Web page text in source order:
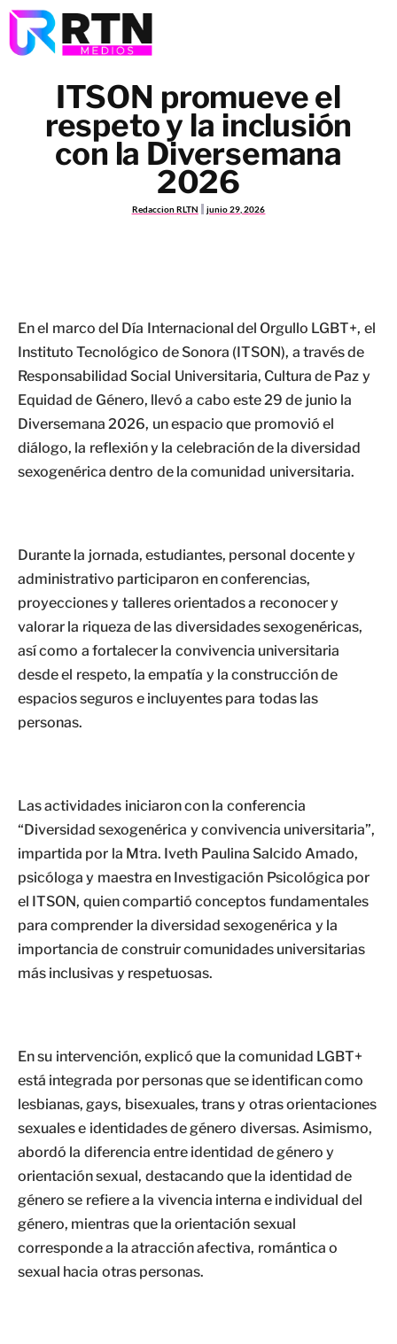
ITSON promueve el
respeto y la inclusión
con la Diversemana
2026
Redaccion RLTN junio 29, 2026
En el marco del Día Internacional del Orgullo LGBT+, el
Instituto Tecnológico de Sonora (ITSON), a través de
Responsabilidad Social Universitaria, Cultura de Paz y
Equidad de Género, llevó a cabo este 29 de junio la
Diversemana 2026, un espacio que promovió el
diálogo, la reflexión y la celebración de la diversidad
sexogenérica dentro de la comunidad universitaria.
Durante la jornada, estudiantes, personal docente y
administrativo participaron en conferencias,
proyecciones y talleres orientados a reconocer y
valorar la riqueza de las diversidades sexogenéricas,
así como a fortalecer la convivencia universitaria
desde el respeto, la empatía y la construcción de
espacios seguros e incluyentes para todas las
personas.
Las actividades iniciaron con la conferencia
“Diversidad sexogenérica y convivencia universitaria”,
impartida por la Mtra. Iveth Paulina Salcido Amado,
psicóloga y maestra en Investigación Psicológica por
el ITSON, quien compartió conceptos fundamentales
para comprender la diversidad sexogenérica y la
importancia de construir comunidades universitarias
más inclusivas y respetuosas.
En su intervención, explicó que la comunidad LGBT+
está integrada por personas que se identifican como
lesbianas, gays, bisexuales, trans y otras orientaciones
sexuales e identidades de género diversas. Asimismo,
abordó la diferencia entre identidad de género y
orientación sexual, destacando que la identidad de
género se refiere a la vivencia interna e individual del
género, mientras que la orientación sexual
corresponde a la atracción afectiva, romántica o
sexual hacia otras personas.